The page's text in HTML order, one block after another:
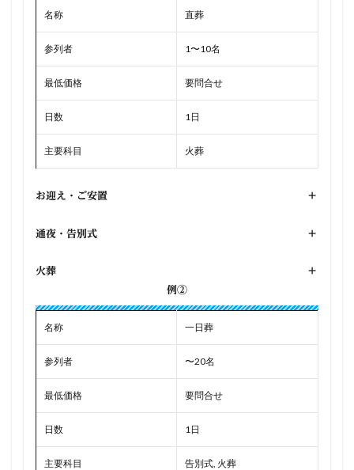
名称 直葬
参列者 1〜10名
最低価格 要問合せ
日数 1日
主要科目 火葬
お迎え・ご安置 +
通夜・告別式 +
火葬
+
例②
名称 一日葬
参列者 〜20名
最低価格 要問合せ
日数 1日
主要科目 告別式, 火葬